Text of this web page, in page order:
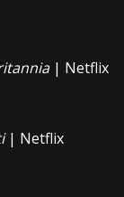
| Netflix
| Netflix